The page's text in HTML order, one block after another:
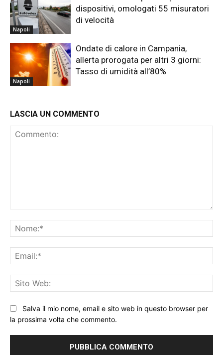
Napoli
dispositivi, omologati 55 misuratori
di velocità
Napoli
Ondate di calore in Campania,
allerta prorogata per altri 3 giorni:
Tasso di umidità all’80%
LASCIA UN COMMENTO
Salva il mio nome, email e sito web in questo browser per
la prossima volta che commento.